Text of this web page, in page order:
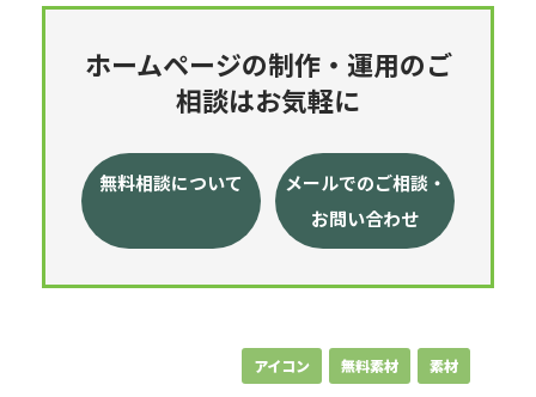
ホームページの制作・運用のご
相談はお気軽に
無料相談について
メールでのご相談・
お問い合わせ
アイコン 無料素材 素材